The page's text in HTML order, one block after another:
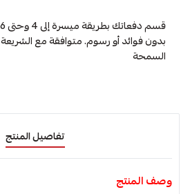
بدون فوائد أو رسوم. متوافقة مع الشريعة
السمحة
تفاصيل المنتج
وصف المنتج